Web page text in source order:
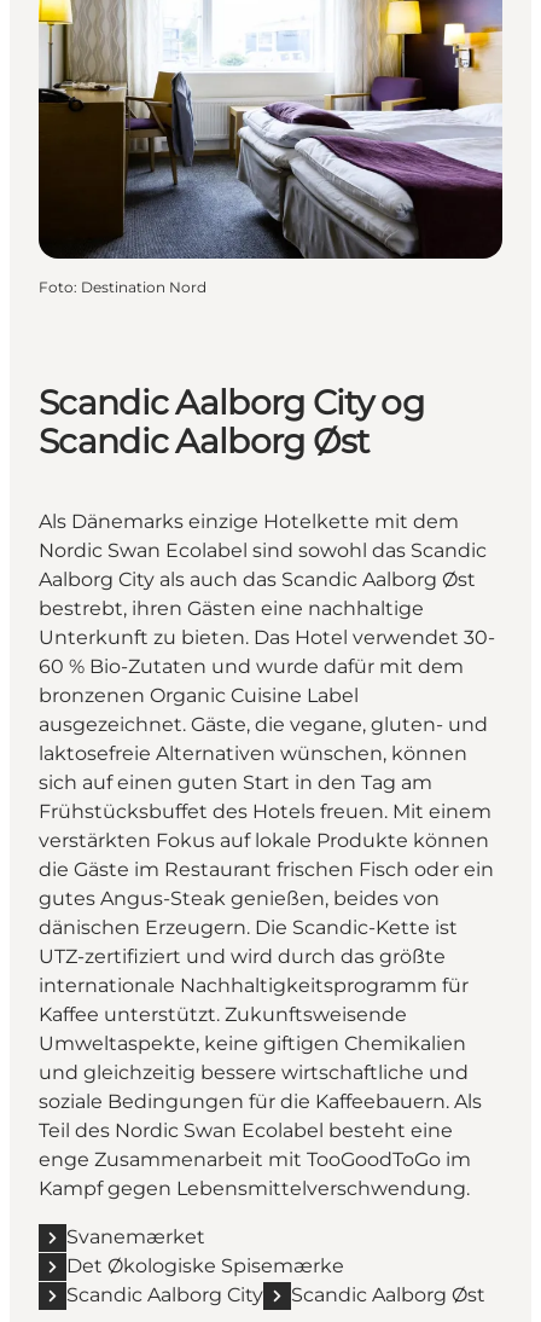
Foto: Destination Nord
Scandic Aalborg City og
Scandic Aalborg Øst
Als Dänemarks einzige Hotelkette mit dem
Nordic Swan Ecolabel sind sowohl das Scandic
Aalborg City als auch das Scandic Aalborg Øst
bestrebt, ihren Gästen eine nachhaltige
Unterkunft zu bieten. Das Hotel verwendet 30-
60 % Bio-Zutaten und wurde dafür mit dem
bronzenen Organic Cuisine Label
ausgezeichnet. Gäste, die vegane, gluten- und
laktosefreie Alternativen wünschen, können
sich auf einen guten Start in den Tag am
Frühstücksbuffet des Hotels freuen. Mit einem
verstärkten Fokus auf lokale Produkte können
die Gäste im Restaurant frischen Fisch oder ein
gutes Angus-Steak genießen, beides von
dänischen Erzeugern. Die Scandic-Kette ist
UTZ-zertifiziert und wird durch das größte
internationale Nachhaltigkeitsprogramm für
Kaffee unterstützt. Zukunftsweisende
Umweltaspekte, keine giftigen Chemikalien
und gleichzeitig bessere wirtschaftliche und
soziale Bedingungen für die Kaffeebauern. Als
Teil des Nordic Swan Ecolabel besteht eine
enge Zusammenarbeit mit TooGoodToGo im
Kampf gegen Lebensmittelverschwendung.
Svanemærket
Det Økologiske Spisemærke
Scandic Aalborg City
Scandic Aalborg Øst